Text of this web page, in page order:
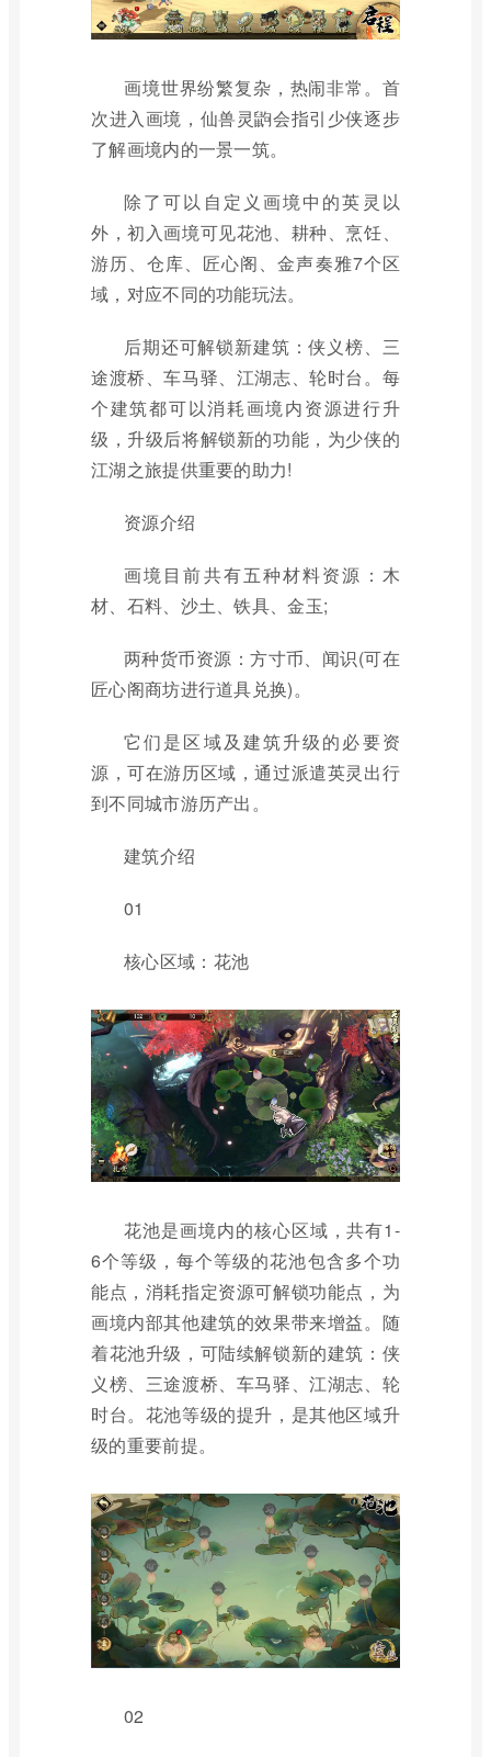
画境世界纷繁复杂，热闹非常。首
次进入画境，仙兽灵鼩会指引少侠逐步
了解画境内的一景一筑。
除了可以自定义画境中的英灵以
外，初入画境可见花池、耕种、烹饪、
游历、仓库、匠心阁、金声奏雅7个区
域，对应不同的功能玩法。
后期还可解锁新建筑：侠义榜、三
途渡桥、车马驿、江湖志、轮时台。每
个建筑都可以消耗画境内资源进行升
级，升级后将解锁新的功能，为少侠的
江湖之旅提供重要的助力!
资源介绍
画境目前共有五种材料资源：木
材、石料、沙土、铁具、金玉;
两种货币资源：方寸币、闻识(可在
匠心阁商坊进行道具兑换)。
它们是区域及建筑升级的必要资
源，可在游历区域，通过派遣英灵出行
到不同城市游历产出。
建筑介绍
01
核心区域：花池
花池是画境内的核心区域，共有1-
6个等级，每个等级的花池包含多个功
能点，消耗指定资源可解锁功能点，为
画境内部其他建筑的效果带来增益。随
着花池升级，可陆续解锁新的建筑：侠
义榜、三途渡桥、车马驿、江湖志、轮
时台。花池等级的提升，是其他区域升
级的重要前提。
02